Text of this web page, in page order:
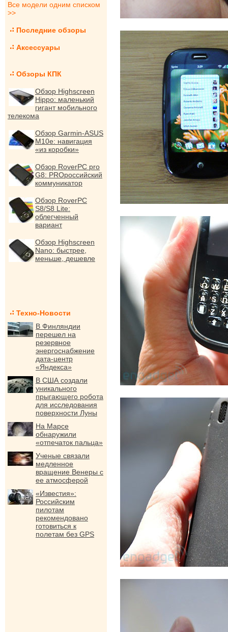
Все модели одним списком
>>
Последние обзоры
Аксессуары
Обзоры КПК
Обзор Highscreen
Hippo: маленький
гигант мобильного
телекома
Обзор Garmin-ASUS
M10e: навигация
«из коробки»
Обзор RoverPC pro
G8: PROроссийский
коммуникатор
Обзор RoverPC
S8/S8 Lite:
облегченный
вариант
Обзор Highscreen
Nano: быстрее,
меньше, дешевле
Техно-Новости
В Финляндии
перешел на
резервное
энергоснабжение
дата-центр
«Яндекса»
В США создали
уникального
прыгающего робота
для исследования
поверхности Луны
На Марсе
обнаружили
«отпечаток пальца»
Ученые связали
медленное
вращение Венеры с
ее атмосферой
«Известия»:
Российским
пилотам
рекомендовано
готовиться к
полетам без GPS